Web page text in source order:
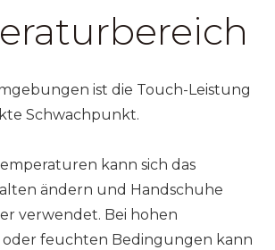
ist die Touch-Leistung
Schwachpunkt.
kann sich das
ändern und Handschuhe
verwendet. Bei hohen
feuchten Bedingungen kann